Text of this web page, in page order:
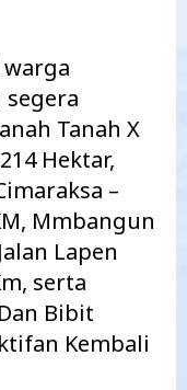
Tanah X
Hektar,
–
Mmbangun
Lapen
serta
Bibit
Kembali